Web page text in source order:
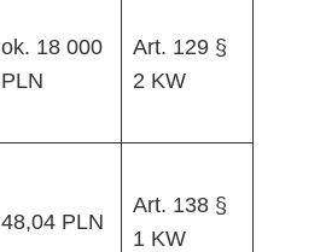
ok. 18 000
PLN
Art. 129 §
2 KW
48,04 PLN
Art. 138 §
1 KW